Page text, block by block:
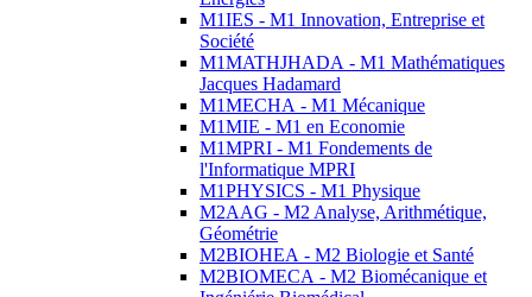
M1IES - M1 Innovation, Entreprise et
Société
M1MATHJHADA - M1 Mathématiques
Jacques Hadamard
M1MECHA - M1 Mécanique
M1MIE - M1 en Economie
M1MPRI - M1 Fondements de
l'Informatique MPRI
M1PHYSICS - M1 Physique
M2AAG - M2 Analyse, Arithmétique,
Géométrie
M2BIOHEA - M2 Biologie et Santé
M2BIOMECA - M2 Biomécanique et